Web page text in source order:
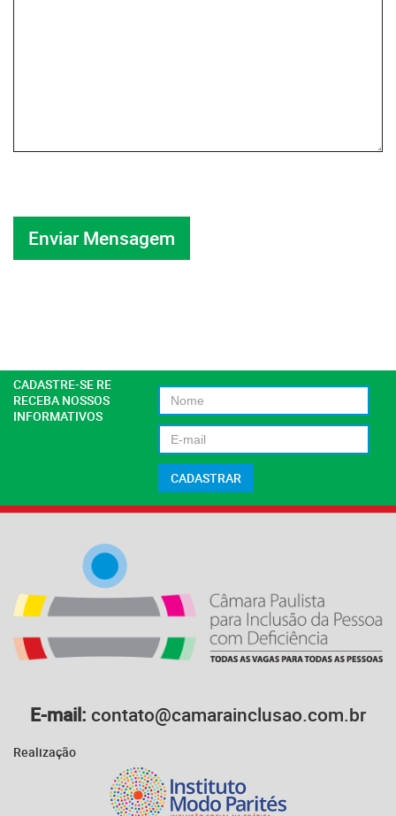
CADASTRE-SE RE
RECEBA NOSSOS
INFORMATIVOS
E-mail: contato@camarainclusao.com.br
Realização